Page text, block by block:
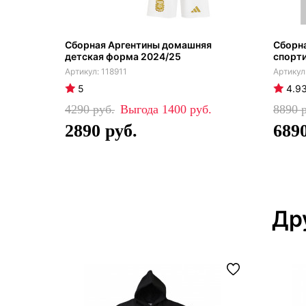
Сборная Аргентины домашняя
детская форма 2024/25
118911
5
4290 1400
2890
8890